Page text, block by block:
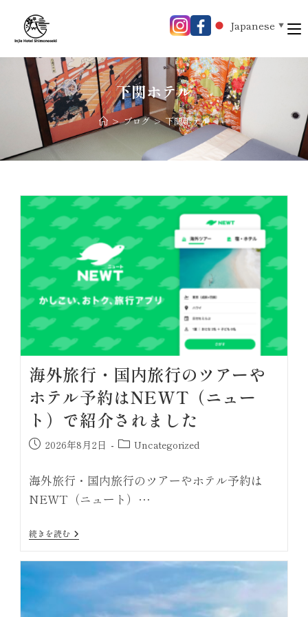
Japanese ▼
下関ホテル
> ブログ > 下関ホテル
海外旅行・国内旅行のツアーや
ホテル予約はNEWT（ニュー
ト）で紹介されました
2026年8月2日 Uncategorized
海外旅行・国内旅行のツアーやホテル予約は
NEWT（ニュート）…
続きを読む